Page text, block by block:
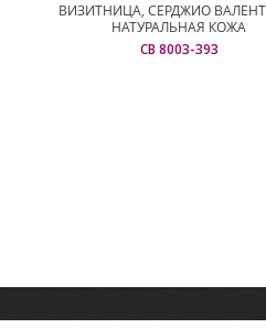
ВИЗИТНИЦА, СЕРДЖИО
НАТУРАЛЬНАЯ КОЖА
СВ 8003-393